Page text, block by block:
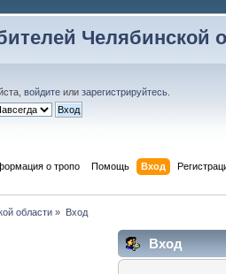
Челябинской
войдите илизарегистрируйтесь
о тропо Помощь Вход
области » Вход
Вход